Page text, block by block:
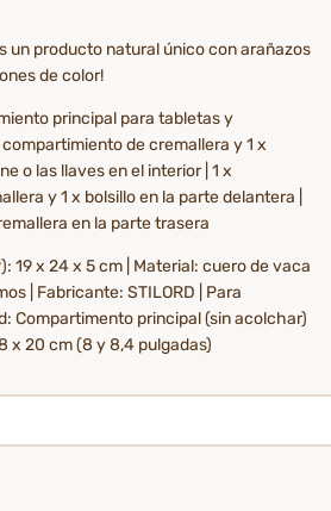
un producto natural único con arañazos
de color!
principal para tabletas y
de cremallera y 1 x
o las llaves en el interior | 1 x
y 1 x bolsillo en la parte delantera |
en la parte trasera
19 x 24 x 5 cm | Material: cuero de vaca
| Fabricante: STILORD | Para
Compartimento principal (sin acolchar)
x 20 cm (8 y 8,4 pulgadas)